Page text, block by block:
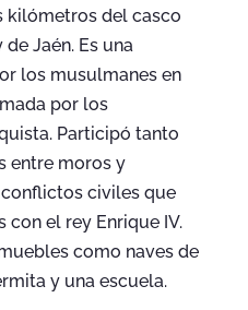
kilómetros del casco
Jaén. Es una
los musulmanes en
por los
Participó tanto
entre moros y
civiles que
con el rey Enrique IV.
como naves de
y una escuela.